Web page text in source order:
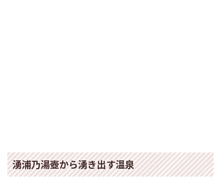
湧浦乃湯壺から湧き出す温泉